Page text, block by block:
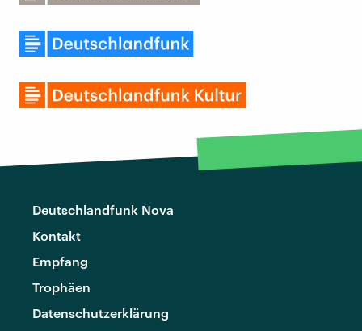
Deutschlandfunk Nova
Kontakt
Empfang
Trophäen
Datenschutzerklärung